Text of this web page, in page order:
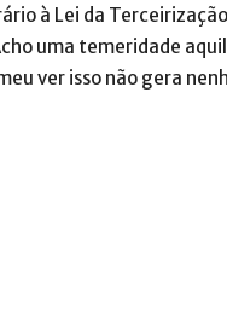
à Lei da
uma temeridade
ver isso não gera